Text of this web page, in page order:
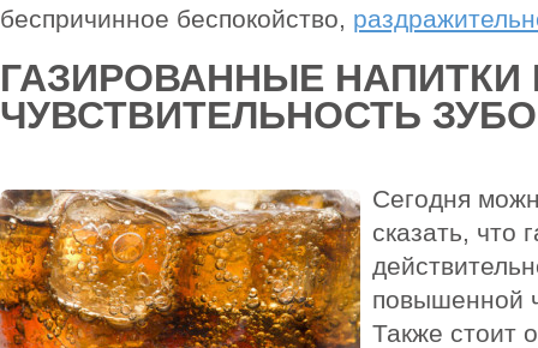
беспричинное беспокойство,
ГАЗИРОВАННЫЕ
ЧУВСТВИТЕЛЬНОСТЬ
Сегодня
сказать, что
повышенной
Также стоит